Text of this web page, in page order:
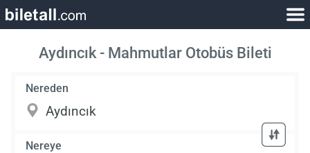
Aydıncık - Mahmutlar Otobüs Bileti
Nereden
Nereye